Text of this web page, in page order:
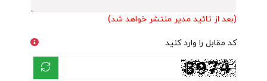
(بعد از تائید مدیر منتشر خواهد شد)
کد مقابل را وارد کنید